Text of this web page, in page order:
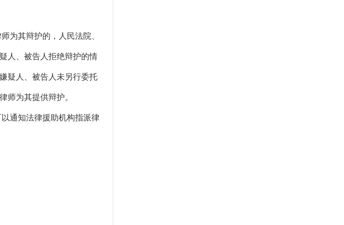
为其辩护的，人民法院、
人、被告人拒绝辩护的情
疑人、被告人未另行委托
师为其提供辩护。
通知法律援助机构指派律